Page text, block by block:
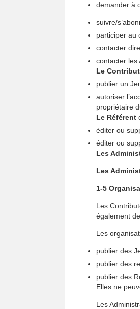
demander à
suivre/
participer au
contacter
contacter les
Le
publier un
autoriser
propriétaire
Le Référent
éditer ou
éditer ou
Les
Les
1-5
Les
également
Les
publier des
publier des
publier des
Elles ne
Les